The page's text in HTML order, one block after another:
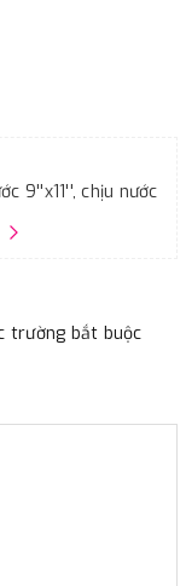
9''x11'', chịu nước
trường bắt buộc